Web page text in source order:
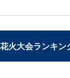
火大会ランキン